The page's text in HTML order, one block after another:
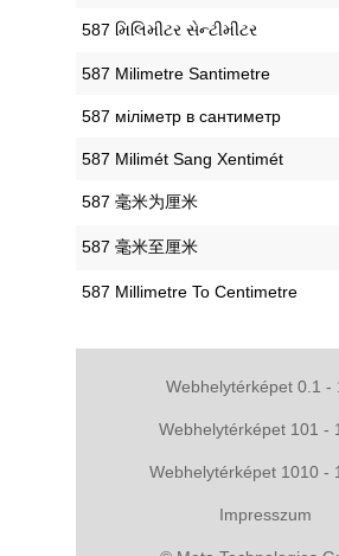
‎587 મિલિમીટર સેન્ટીમીટર
‎587 Milimetre Santimetre
‎587 міліметр в сантиметр
‎587 Milimét Sang Xentimét
‎587 毫米为厘米
‎587 毫米至厘米
‎587 Millimetre To Centimetre
Webhelytérképet 0.1 -
Webhelytérképet 101 -
Webhelytérképet 1010 -
Impresszum